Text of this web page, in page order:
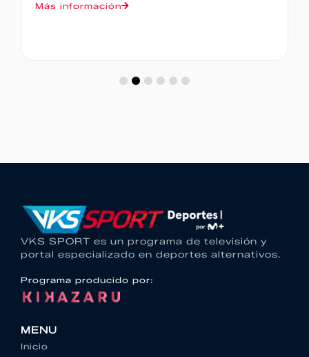
Más información
VKS SPORT es un programa de televisión y
portal especializado en deportes alternativos.
Programa producido por:
MENU
Inicio